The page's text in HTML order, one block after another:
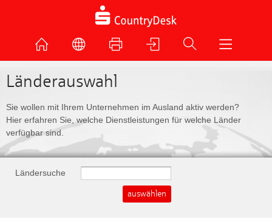
Länderauswahl
Sie wollen mit Ihrem Unternehmen im Ausland aktiv werden?
Hier erfahren Sie, welche Dienstleistungen für welche Länder
verfügbar sind.
Ländersuche